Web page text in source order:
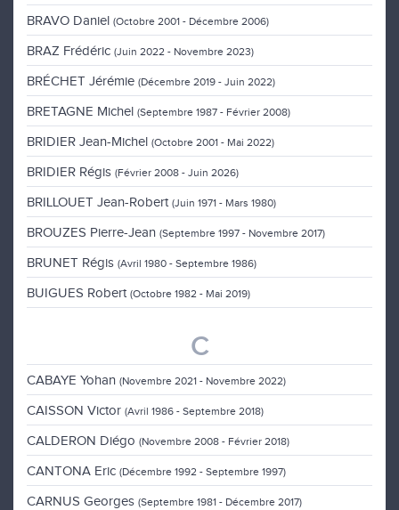
BRAVO Daniel (Octobre 2001 - Décembre 2006)
BRAZ Frédéric (Juin 2022 - Novembre 2023)
BRÉCHET Jérémie (Décembre 2019 - Juin 2022)
BRETAGNE Michel (Septembre 1987 - Février 2008)
BRIDIER Jean-Michel (Octobre 2001 - Mai 2022)
BRIDIER Régis (Février 2008 - Juin 2026)
BRILLOUET Jean-Robert (Juin 1971 - Mars 1980)
BROUZES Pierre-Jean (Septembre 1997 - Novembre 2017)
BRUNET Régis (Avril 1980 - Septembre 1986)
BUIGUES Robert (Octobre 1982 - Mai 2019)
C
CABAYE Yohan (Novembre 2021 - Novembre 2022)
CAISSON Victor (Avril 1986 - Septembre 2018)
CALDERON Diégo (Novembre 2008 - Février 2018)
CANTONA Eric (Décembre 1992 - Septembre 1997)
CARNUS Georges (Septembre 1981 - Décembre 2017)